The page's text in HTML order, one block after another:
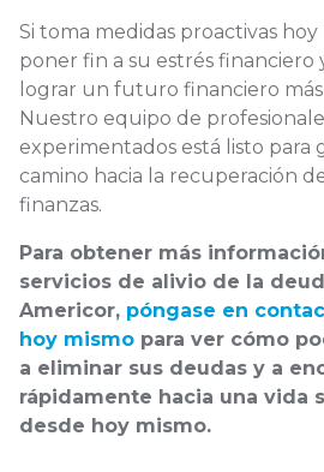
Si toma medidas proactivas hoy
poner fin a su estrés financiero
lograr un futuro financiero
Nuestro equipo de
experimentados está listo para
camino hacia la recuperación
finanzas.
Para obtener más
servicios de alivio de la
Americor, póngase en
hoy mismo para ver cómo
a eliminar sus deudas y a
rápidamente hacia una vida
desde hoy mismo.